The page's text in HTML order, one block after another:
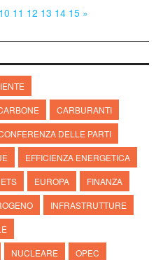
10 11 12 13 14 15 »
CARBURANTI
DELLE PARTI
EFFICIENZA ENERGETICA
ETS EUROPA
FINANZA
INFRASTRUTTURE
NUCLEARE
OPEC